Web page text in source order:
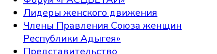
Лидеры женского движения
Члены Правления Союза женщин
Республики Адыгея»
Представительство